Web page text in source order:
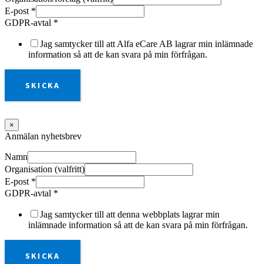
E-post *
GDPR-avtal *
Jag samtycker till att Alfa eCare AB lagrar min inlämnade
information så att de kan svara på min förfrågan.
SKICKA
×
Anmälan nyhetsbrev
Namn
Organisation (valfritt)
E-post *
GDPR-avtal *
Jag samtycker till att denna webbplats lagrar min
inlämnade information så att de kan svara på min förfrågan.
SKICKA